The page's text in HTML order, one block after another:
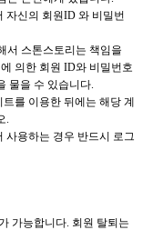
신의 회원ID 와 비밀번
서 스톤스토리는 책임을
에 의한 회원 ID와 비밀번호
물을 수 있습니다.
를 이용한 뒤에는 해당 계
.
용하는 경우 반드시 로그
가능합니다. 회원 탈퇴는